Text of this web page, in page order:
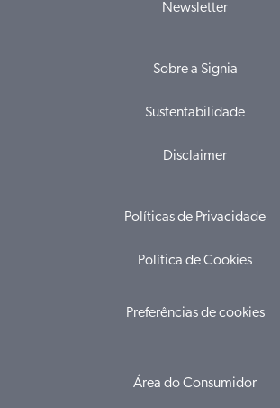
Newsletter
Sobre a Signia
Sustentabilidade
Disclaimer
Políticas de Privacidade
Política de Cookies
Preferências de cookies
Área do Consumidor